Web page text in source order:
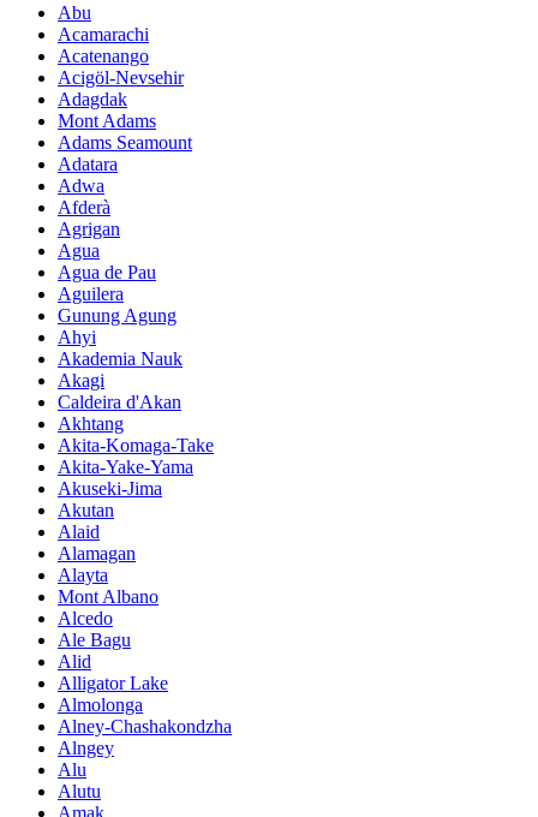
Abu
Acamarachi
Acatenango
Acigöl-Nevsehir
Adagdak
Mont Adams
Adams Seamount
Adatara
Adwa
Afderà
Agrigan
Agua
Agua de Pau
Aguilera
Gunung Agung
Ahyi
Akademia Nauk
Akagi
Caldeira d'Akan
Akhtang
Akita-Komaga-Take
Akita-Yake-Yama
Akuseki-Jima
Akutan
Alaid
Alamagan
Alayta
Mont Albano
Alcedo
Ale Bagu
Alid
Alligator Lake
Almolonga
Alney-Chashakondzha
Alngey
Alu
Alutu
Amak